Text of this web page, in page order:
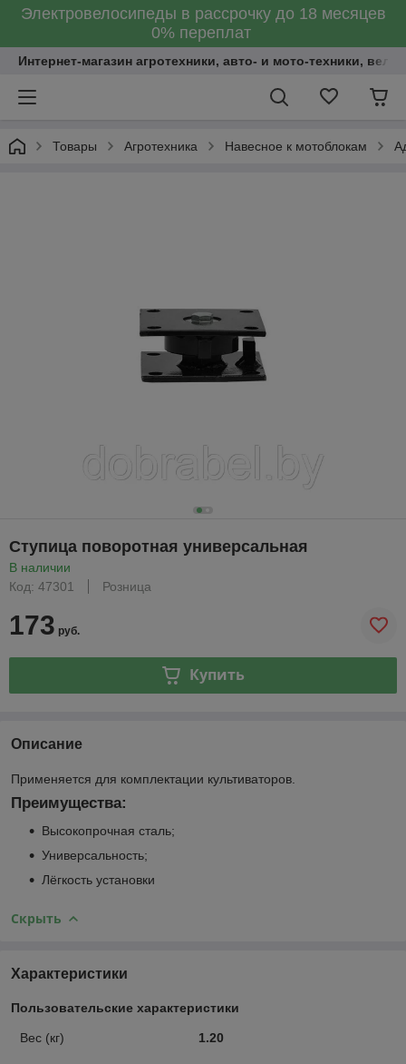
Электровелосипеды в рассрочку до 18 месяцев
0% переплат
Интернет-магазин агротехники, авто- и мото-техники,
Товары Агротехника Навесное к мотоблокам
Ступица поворотная универсальная
В наличии
Код: 47301
Розница
173 руб.
Купить
Описание
Применяется для комплектации культиваторов.
Преимущества:
Высокопрочная сталь;
Универсальность;
Лёгкость установки
Скрыть
Характеристики
Пользовательские характеристики
Вес (кг) 1.20